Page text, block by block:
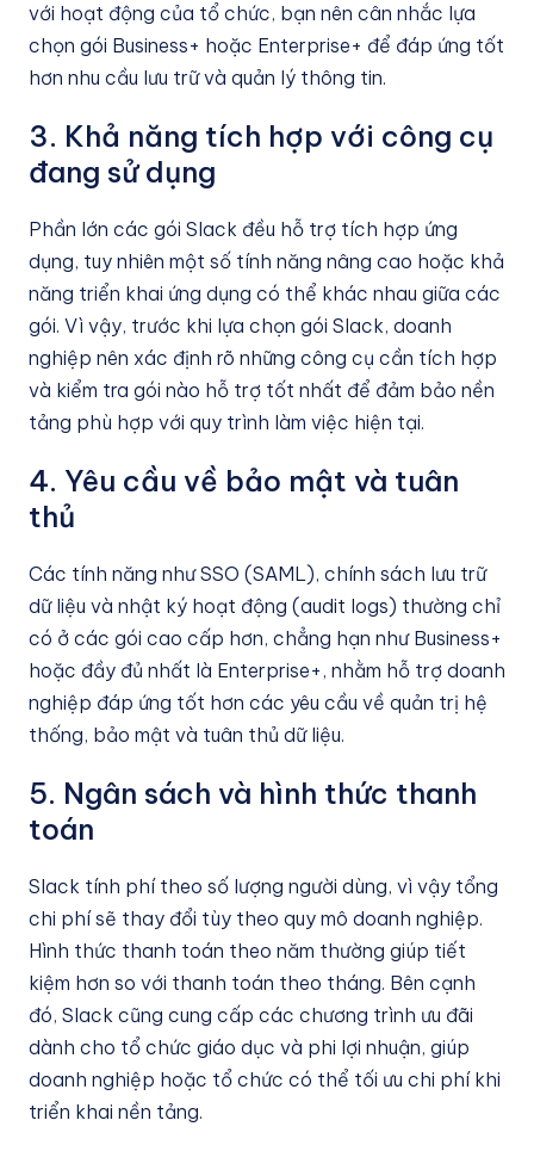
với hoạt động của tổ chức, bạn nên cân nhắc lựa
chọn gói Business+ hoặc Enterprise+ để đáp ứng tốt
hơn nhu cầu lưu trữ và quản lý thông tin.
3. Khả năng tích hợp với công cụ
đang sử dụng
Phần lớn các gói Slack đều hỗ trợ tích hợp ứng
dụng, tuy nhiên một số tính năng nâng cao hoặc khả
năng triển khai ứng dụng có thể khác nhau giữa các
gói. Vì vậy, trước khi lựa chọn gói Slack, doanh
nghiệp nên xác định rõ những công cụ cần tích hợp
và kiểm tra gói nào hỗ trợ tốt nhất để đảm bảo nền
tảng phù hợp với quy trình làm việc hiện tại.
4. Yêu cầu về bảo mật và tuân
thủ
Các tính năng như SSO (SAML), chính sách lưu trữ
dữ liệu và nhật ký hoạt động (audit logs) thường chỉ
có ở các gói cao cấp hơn, chẳng hạn như Business+
hoặc đầy đủ nhất là Enterprise+, nhằm hỗ trợ doanh
nghiệp đáp ứng tốt hơn các yêu cầu về quản trị hệ
thống, bảo mật và tuân thủ dữ liệu.
5. Ngân sách và hình thức thanh
toán
Slack tính phí theo số lượng người dùng, vì vậy tổng
chi phí sẽ thay đổi tùy theo quy mô doanh nghiệp.
Hình thức thanh toán theo năm thường giúp tiết
kiệm hơn so với thanh toán theo tháng. Bên cạnh
đó, Slack cũng cung cấp các chương trình ưu đãi
dành cho tổ chức giáo dục và phi lợi nhuận, giúp
doanh nghiệp hoặc tổ chức có thể tối ưu chi phí khi
triển khai nền tảng.